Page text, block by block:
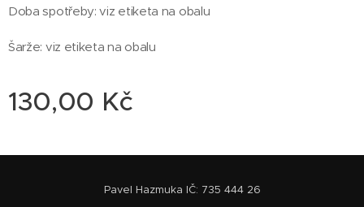
Doba spotřeby: viz etiketa na obalu
Šarže: viz etiketa na obalu
130,00 Kč
Pavel Hazmuka IČ: 735 444 26